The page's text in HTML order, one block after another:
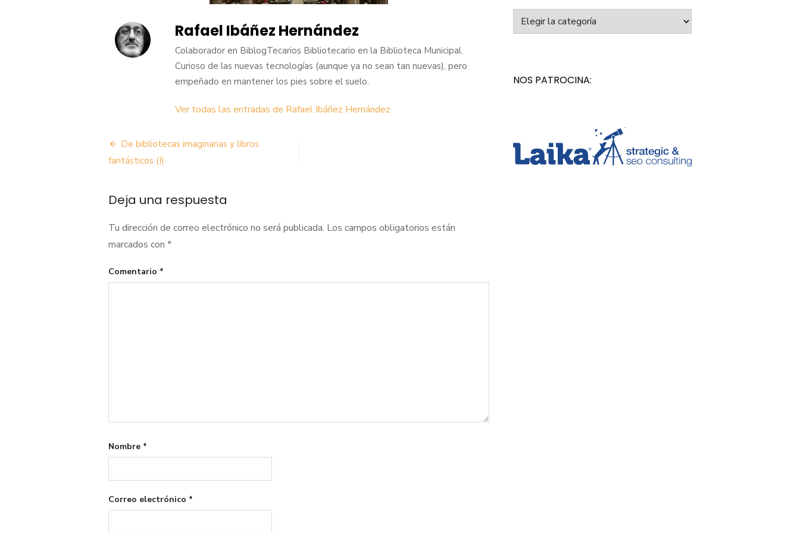
Rafael Ibáñez Hernández
Colaborador en BiblogTecarios Bibliotecario en la Biblioteca Municipal.
Curioso de las nuevas tecnologías (aunque ya no sean tan nuevas), pero
empeñado en mantener los pies sobre el suelo.
Ver todas las entradas de Rafael Ibáñez Hernández
Navegación
de
De bibliotecas imaginarias y libros
fantásticos (I)
Deja una respuesta
Tu dirección de correo electrónico no será publicada. Los campos obligatorios están
marcados con *
Comentario *
Nombre *
Correo electrónico *
NOS PATROCINA: